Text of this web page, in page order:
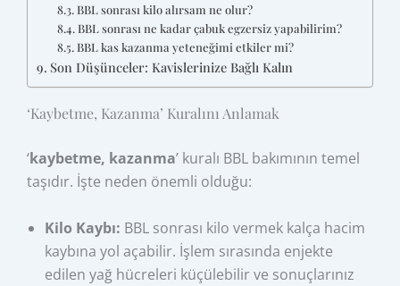
BBL sonrası kilo alırsam ne olur?
BBL sonrası ne kadar çabuk egzersiz yapabilirim?
BBL kas kazanma yeteneğimi etkiler mi?
Son Düşünceler: Kavislerinize Bağlı Kalın
‘Kaybetme, Kazanma’ Kuralını Anlamak
‘kaybetme, kazanma’ kuralı BBL bakımının temel
taşıdır. İşte neden önemli olduğu:
Kilo Kaybı: BBL sonrası kilo vermek kalça hacim
kaybına yol açabilir. İşlem sırasında enjekte
edilen yağ hücreleri küçülebilir ve sonuçlarınız